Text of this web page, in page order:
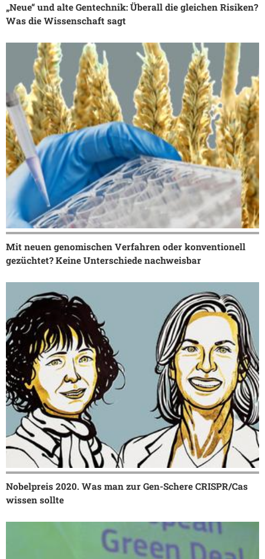
„Neue“ und alte Gentechnik: Überall die gleichen Risiken?
Was die Wissenschaft sagt
Mit neuen genomischen Verfahren oder konventionell
gezüchtet? Keine Unterschiede nachweisbar
Nobelpreis 2020. Was man zur Gen-Schere CRISPR/Cas
wissen sollte